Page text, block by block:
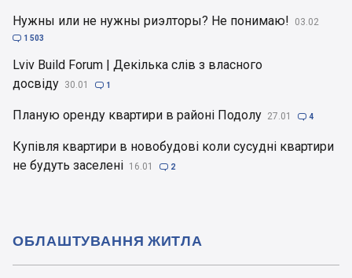
Нужны или не нужны риэлторы? Не понимаю! 03.02
 1 503
Lviv Build Forum | Декілька слів з власного
досвіду 30.01  1
Планую оренду квартири в районі Подолу 27.01  4
Купівля квартири в новобудові коли сусудні квартири
не будуть заселені 16.01  2
ОБЛАШТУВАННЯ ЖИТЛА